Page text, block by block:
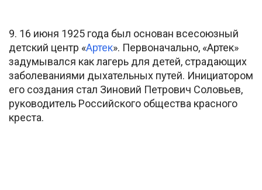
9. 16 июня 1925 года был основан всесоюзный
детский центр «Артек». Первоначально, «Артек»
задумывался как лагерь для детей, страдающих
заболеваниями дыхательных путей. Инициатором
его создания стал Зиновий Петрович Соловьев,
руководитель Российского общества красного
креста.